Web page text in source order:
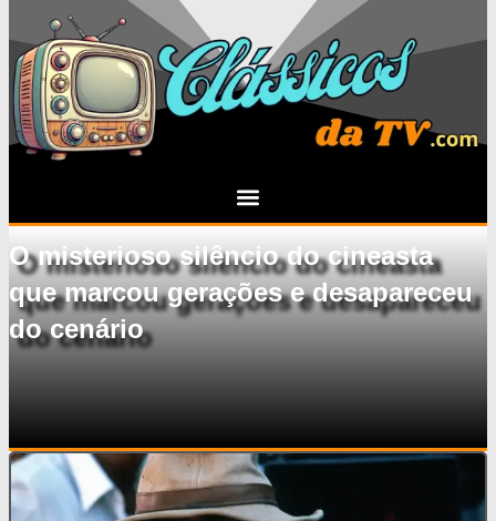
O misterioso silêncio do cineasta
que marcou gerações e desapareceu
do cenário